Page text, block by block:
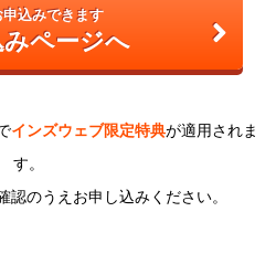
込みできます
ページへ
インズウェブ限定特典が適用されま
す。
認のうえお申し込みください。